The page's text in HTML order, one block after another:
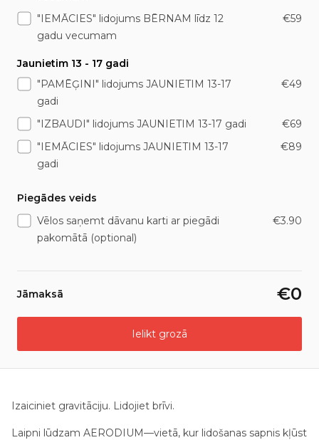
"IEMĀCIES" lidojums BĒRNAM līdz 12
gadu vecumam
€59
Jaunietim 13 - 17 gadi
"PAMĒĢINI" lidojums JAUNIETIM 13-17
gadi
€49
"IZBAUDI" lidojums JAUNIETIM 13-17 gadi
€69
"IEMĀCIES" lidojums JAUNIETIM 13-17
gadi
€89
Piegādes veids
Vēlos saņemt dāvanu karti ar piegādi
pakomātā (optional)
€3.90
Jāmaksā €0
Ielikt grozā
Izaiciniet gravitāciju. Lidojiet brīvi.
Laipni lūdzam AERODIUM—vietā, kur lidošanas sapnis kļūst